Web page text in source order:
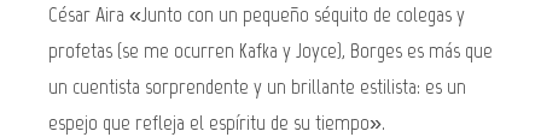
César Aira «Junto con un pequeño séquito de colegas y
profetas (se me ocurren Kafka y Joyce), Borges es más que
un cuentista sorprendente y un brillante estilista: es un
espejo que refleja el espíritu de su tiempo».